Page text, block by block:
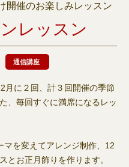
開催のお楽しみレッスン
レッスン
通信講座
月に２回、計３回開催の季節
、毎回すぐに満席になるレッ
マを変えてアレンジ制作、12
とお正月飾りを作ります。